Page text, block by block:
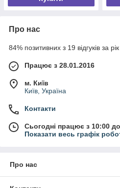
Про нас
84% позитивних з 19 відгуків за рік
Працює з 28.01.2016
м. Київ
Київ, Україна
Контакти
Сьогодні працює з 10:00
Показати весь графік
Про нас